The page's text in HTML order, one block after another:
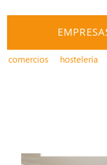
comercios hostelería